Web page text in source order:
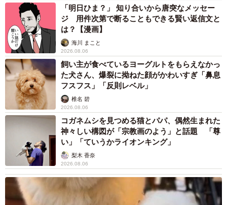
10袋から集まった砂金は合計20粒、重さは0.46g（おまけ分
含む）。この日の金価格で計算すると、価値はおよそ1万
3200円でした。支払った税込み価格2万2000円に対して、
最終的な収支は約9000円の赤字という結果に。
「結果としては赤字でしたが、『お金だけでは測れない体
験』ができたことが大きいです。実際に自分の手で砂金を
見つける過程やワクワク感は、単純な損得以上の価値があ
り、検証としても視聴者にとって面白い結果になったと感
「明日ひま？」 知り合いから唐突なメッセー
ジ 用件次第で断ることもできる賢い返信文と
は？【漫画】
海川 まこと
2026.08.06
飼い主が食べているヨーグルトをもらえなかっ
た犬さん、爆裂に拗ねた顔がかわいすぎ「鼻息
フスフス」「反則レベル」
椎名 碧
2026.08.06
コガネムシを見つめる猫とパパ、偶然生まれた
神々しい構図が「宗教画のよう」と話題 「尊
い」「ていうかライオンキング」
梨木 香奈
2026.08.06